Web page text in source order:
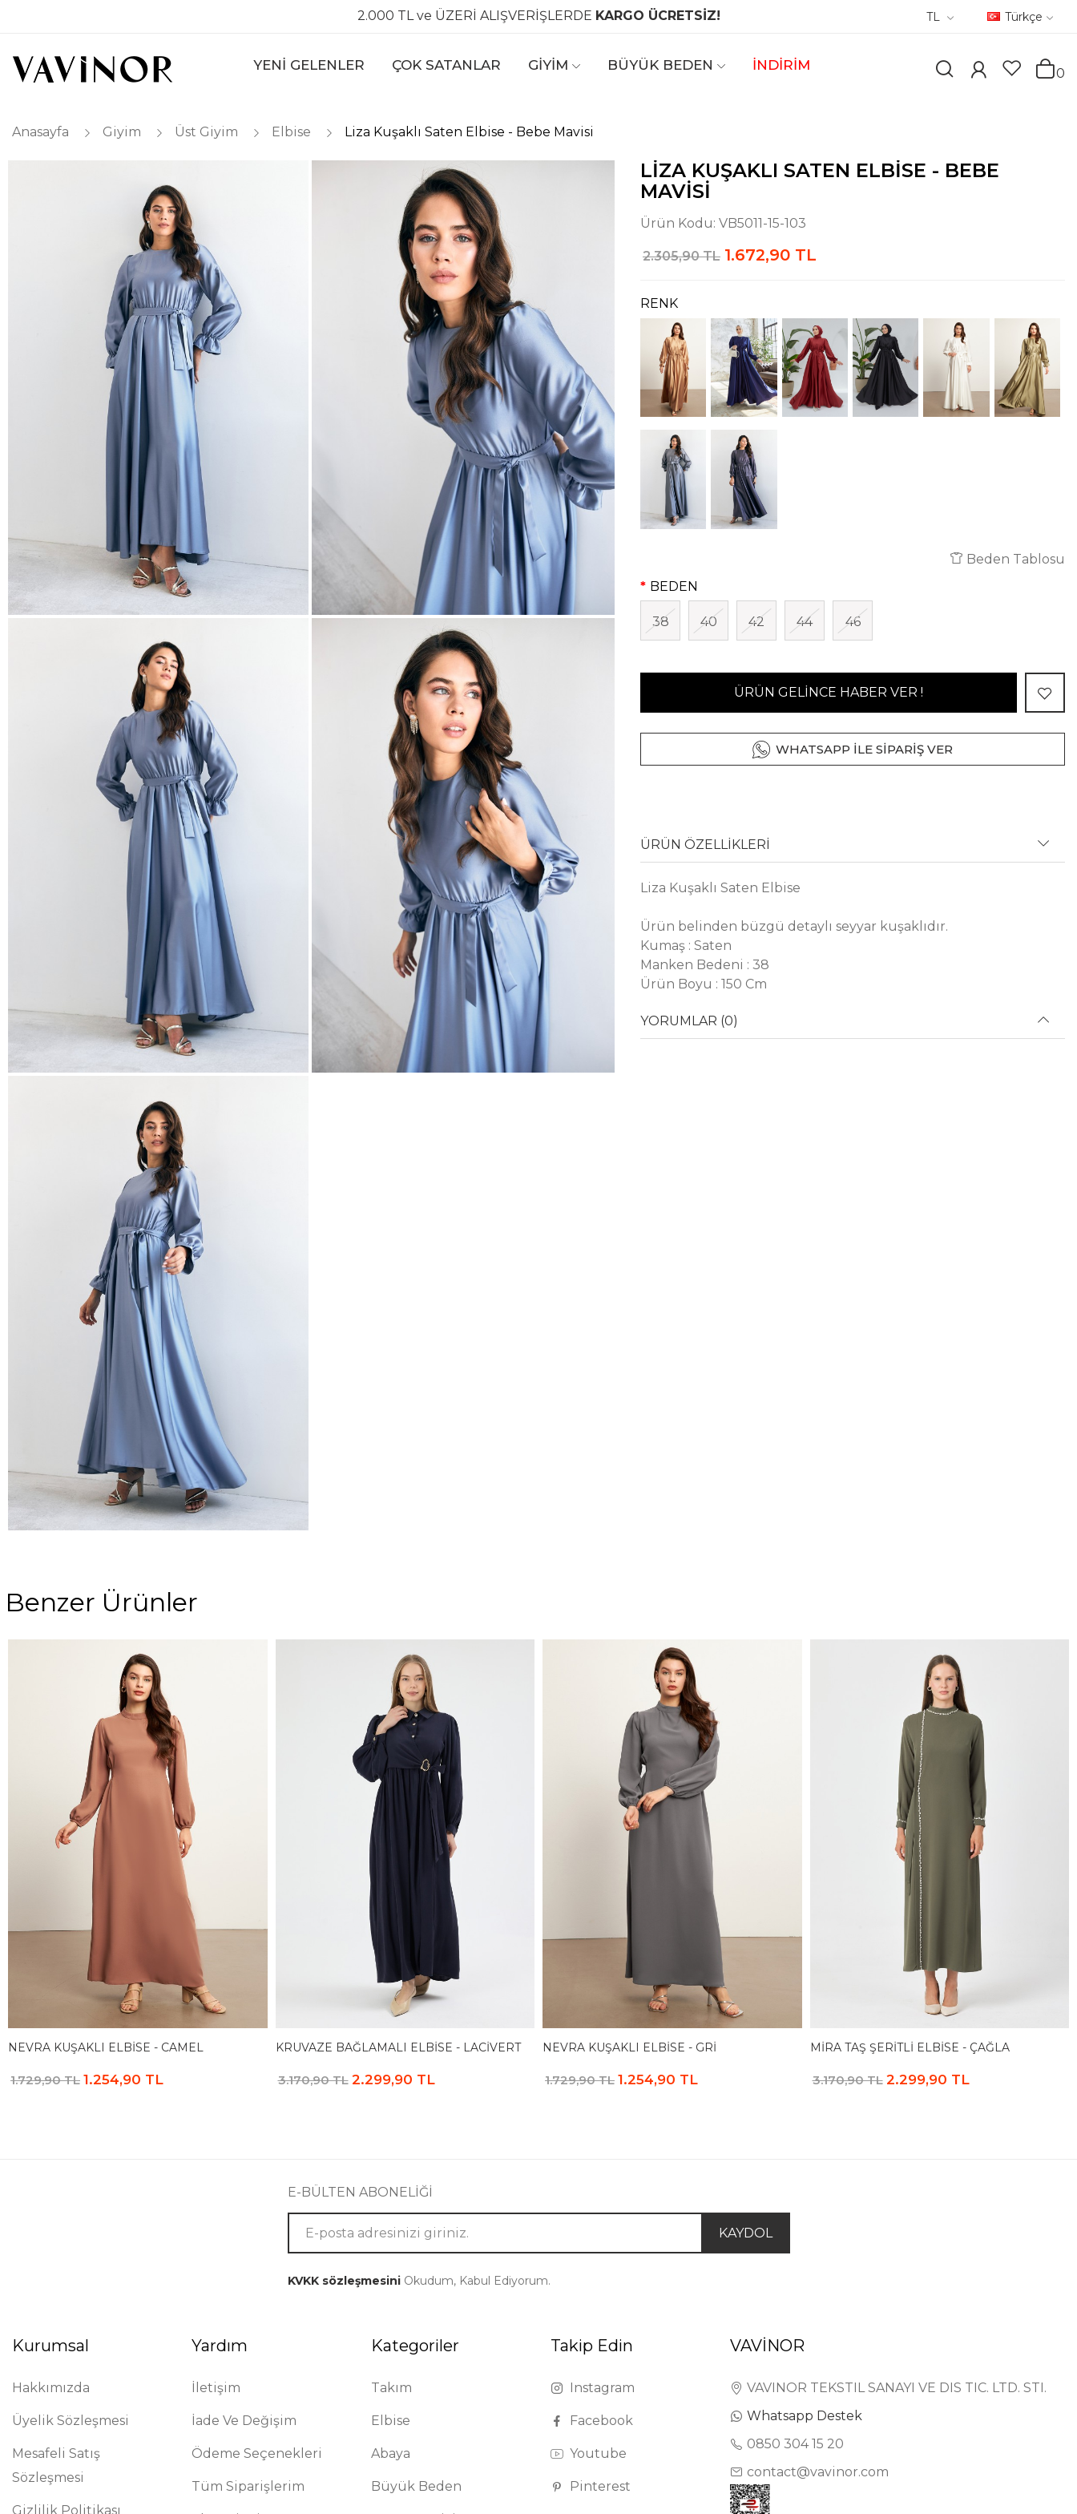
2.000 TL ve ÜZERİ ALIŞVERİŞLERDE KARGO ÜCRETSİZ! TL Türkçe
YENİ GELENLER ÇOK SATANLAR GİYİM BÜYÜK BEDEN İNDİRİM
0
Anasayfa Giyim Üst Giyim Elbise Liza Kuşaklı Saten Elbise - Bebe Mavisi
LIZA KUŞAKLI SATEN ELBISE - BEBE
MAVISI
Ürün Kodu: VB5011-15-103
2.305,90 TL 1.672,90 TL
RENK
Beden Tablosu
BEDEN
38 40 42 44 46
ÜRÜN GELİNCE HABER VER !
WHATSAPP İLE SİPARİŞ VER
ÜRÜN ÖZELLİKLERİ
Liza Kuşaklı Saten Elbise
Ürün belinden büzgü detaylı seyyar kuşaklıdır.
Kumaş : Saten
Manken Bedeni : 38
Ürün Boyu : 150 Cm
YORUMLAR (0)
Benzer Ürünler
NEVRA KUŞAKLI ELBISE - CAMEL
1.729,90 TL 1.254,90 TL
KRUVAZE BAĞLAMALI ELBISE - LACIVERT
3.170,90 TL 2.299,90 TL
NEVRA KUŞAKLI ELBISE - GRI
1.729,90 TL 1.254,90 TL
MIRA TAŞ ŞERITLI ELBISE - ÇAĞLA
3.170,90 TL 2.299,90 TL
E-BÜLTEN ABONELİĞİ
KAYDOL
KVKK sözleşmesiniOkudum, Kabul Ediyorum.
Kurumsal
Hakkımızda
Üyelik Sözleşmesi
Mesafeli Satış
Sözleşmesi
Gizlilik Politikası
Yardım
İletişim
İade Ve Değişim
Ödeme Seçenekleri
Tüm Siparişlerim
Kategoriler
Takım
Elbise
Abaya
Büyük Beden
Takip Edin
Instagram
Facebook
Youtube
Pinterest
VAVİNOR
VAVINOR TEKSTIL SANAYI VE DIS TIC. LTD. STI.
Whatsapp Destek
0850 304 15 20
contact@vavinor.com